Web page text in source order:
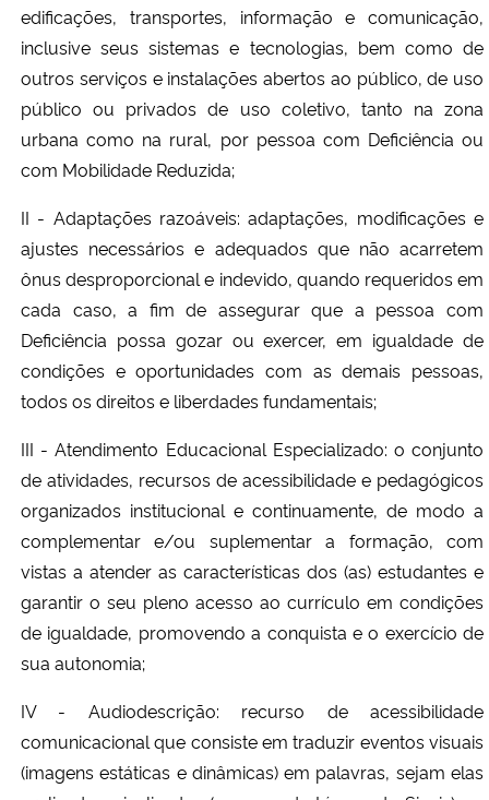
edificações, transportes, informação e comunicação,
inclusive seus sistemas e tecnologias, bem como de
outros serviços e instalações abertos ao público, de uso
público ou privados de uso coletivo, tanto na zona
urbana como na rural, por pessoa com Deficiência ou
com Mobilidade Reduzida;
II - Adaptações razoáveis: adaptações, modificações e
ajustes necessários e adequados que não acarretem
ônus desproporcional e indevido, quando requeridos em
cada caso, a fim de assegurar que a pessoa com
Deficiência possa gozar ou exercer, em igualdade de
condições e oportunidades com as demais pessoas,
todos os direitos e liberdades fundamentais;
III - Atendimento Educacional Especializado: o conjunto
de atividades, recursos de acessibilidade e pedagógicos
organizados institucional e continuamente, de modo a
complementar e/ou suplementar a formação, com
vistas a atender as características dos (as) estudantes e
garantir o seu pleno acesso ao currículo em condições
de igualdade, promovendo a conquista e o exercício de
sua autonomia;
IV - Audiodescrição: recurso de acessibilidade
comunicacional que consiste em traduzir eventos visuais
(imagens estáticas e dinâmicas) em palavras, sejam elas